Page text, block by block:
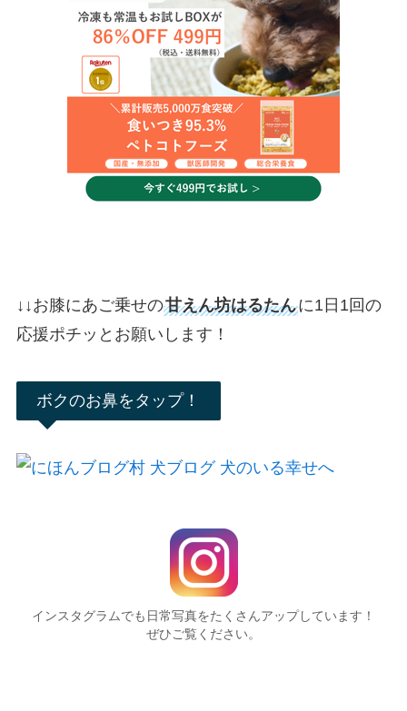
↓ ↓お膝にあご乗せの甘えん坊はるたんに1日1回の
応援ポチッとお願いします！
ボクのお鼻をタップ！
インスタグラムでも日常写真をたくさんアップしています！
ぜひご覧ください。